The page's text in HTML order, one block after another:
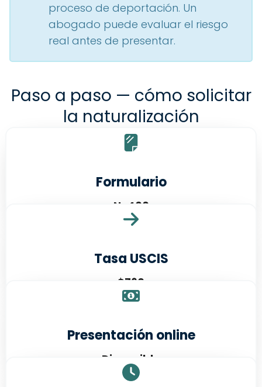
proceso de deportación. Un
abogado puede evaluar el riesgo
real antes de presentar.
Paso a paso — cómo solicitar
la naturalización
Formulario
N-400
Tasa USCIS
$760
Presentación online
Disponible